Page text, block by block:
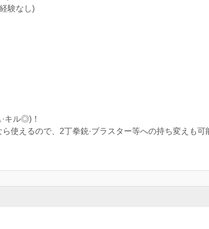
験なし)
キル◎)！
使えるので、2丁拳銃·ブラスター等への持ち変えも可